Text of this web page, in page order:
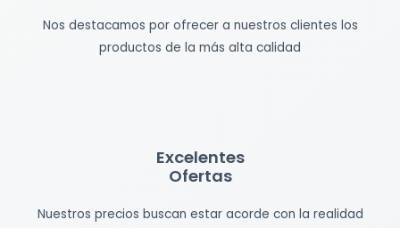
Nos destacamos por ofrecer a nuestros clientes los
productos de la más alta calidad
Excelentes
Ofertas
Nuestros precios buscan estar acorde con la realidad